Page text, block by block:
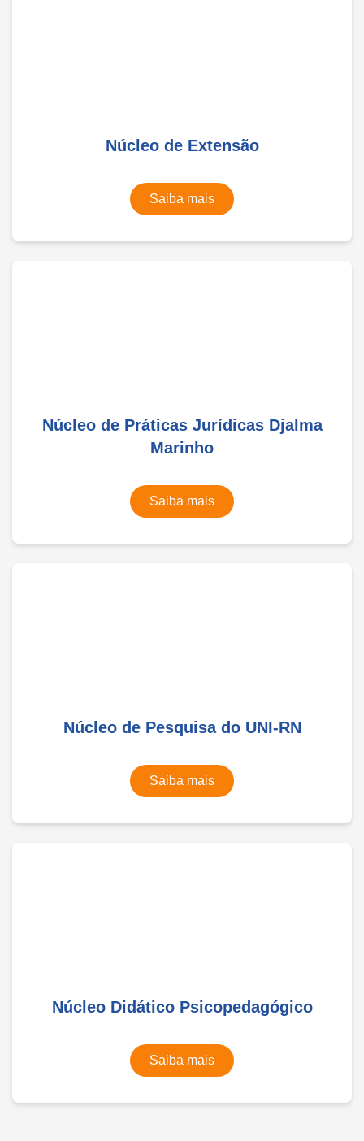
Núcleo de Extensão
Saiba mais
Núcleo de Práticas Jurídicas Djalma
Marinho
Saiba mais
Núcleo de Pesquisa do UNI-RN
Saiba mais
Núcleo Didático Psicopedagógico
Saiba mais